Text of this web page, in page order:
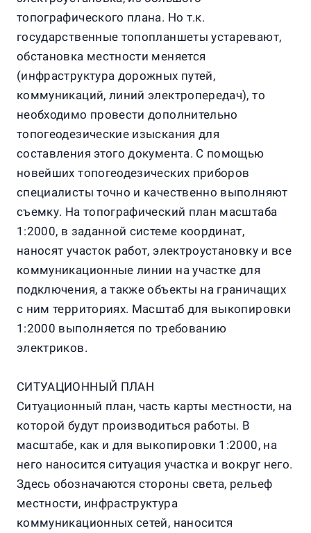
топографического плана. Но т.к.
государственные топопланшеты устаревают,
обстановка местности меняется
(инфраструктура дорожных путей,
коммуникаций, линий электропередач), то
необходимо провести дополнительно
топогеодезические изыскания для
составления этого документа. С помощью
новейших топогеодезических приборов
специалисты точно и качественно выполняют
съемку. На топографический план масштаба
1:2000, в заданной системе координат,
наносят участок работ, электроустановку и все
коммуникационные линии на участке для
подключения, а также объекты на граничащих
с ним территориях. Масштаб для выкопировки
1:2000 выполняется по требованию
электриков.
СИТУАЦИОННЫЙ ПЛАН
Ситуационный план, часть карты местности, на
которой будут производиться работы. В
масштабе, как и для выкопировки 1:2000, на
него наносится ситуация участка и вокруг него.
Здесь обозначаются стороны света, рельеф
местности, инфраструктура
коммуникационных сетей, наносится